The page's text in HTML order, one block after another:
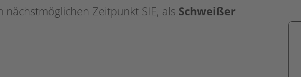
nächstmöglichen Zeitpunkt SIE, als Schweißer